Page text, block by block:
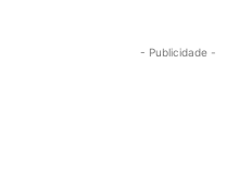
- Publicidade -